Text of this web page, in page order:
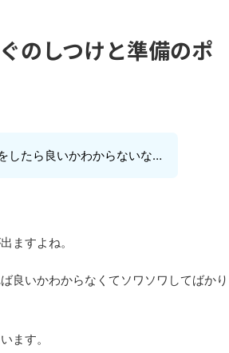
のしつけと準備のポ
したら良いかわからないな…
ますよね。
良いかわからなくてソワソワしてばかり
ます。